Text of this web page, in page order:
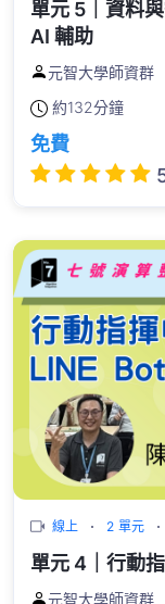
單元 5｜資料
AI 輔助
元智大學師資群
約132分鐘
免費
線上 2 單元
單元 4｜行動
元智大學師資群